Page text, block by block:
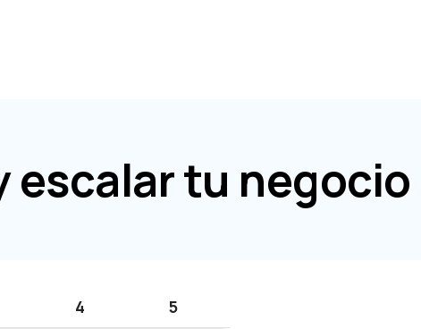
escalar tu negocio
4 5